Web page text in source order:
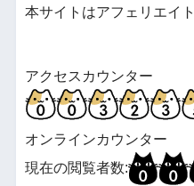
本サイトはアフェリエイ
アクセスカウンター
オンラインカウンター
現在の閲覧者数: